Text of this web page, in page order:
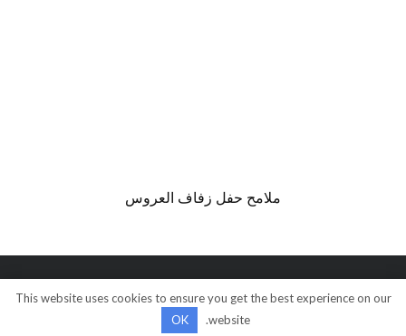
ملامح حفل ​​زفاف العروس
© كل الحقوق محفوظة
This website uses cookies to ensure you get the best experience on our
website.
OK